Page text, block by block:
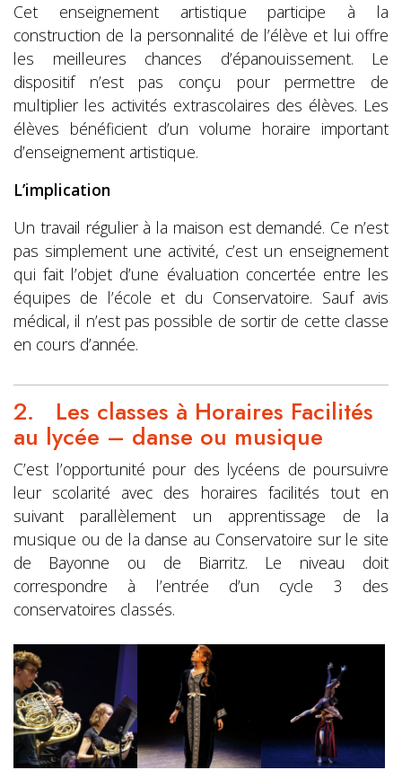
Cet enseignement artistique participe à la
construction de la personnalité de l’élève et lui offre
les meilleures chances d’épanouissement. Le
dispositif n’est pas conçu pour permettre de
multiplier les activités extrascolaires des élèves. Les
élèves bénéficient d’un volume horaire important
d’enseignement artistique.
L’implication
Un travail régulier à la maison est demandé. Ce n’est
pas simplement une activité, c’est un enseignement
qui fait l’objet d’une évaluation concertée entre les
équipes de l’école et du Conservatoire. Sauf avis
médical, il n’est pas possible de sortir de cette classe
en cours d’année.
2. Les classes à Horaires Facilités
au lycée – danse ou musique
C’est l’opportunité pour des lycéens de poursuivre
leur scolarité avec des horaires facilités tout en
suivant parallèlement un apprentissage de la
musique ou de la danse au Conservatoire sur le site
de Bayonne ou de Biarritz. Le niveau doit
correspondre à l’entrée d’un cycle 3 des
conservatoires classés.